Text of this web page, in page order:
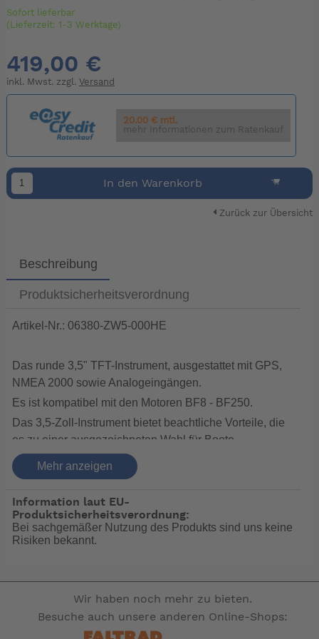
Sofort lieferbar
(Lieferzeit: 1-3 Werktage)
419,00 €
inkl. Mwst. zzgl. Versand
20.00 € mtl.
mehr Informationen zum Ratenkauf
In den Warenkorb
Zurück zur Übersicht
Beschreibung
Produktsicherheitsverordnung
Artikel-Nr.: 06380-ZW5-000HE
Das runde 3,5" TFT-Instrument, ausgestattet mit GPS,
NMEA 2000 sowie Analogeingängen.
Es ist kompatibel mit den Motoren BF8 - BF250.
Das 3,5-Zoll-Instrument bietet beachtliche Vorteile, die
es zu einer ausgezeichneten Wahl für Boote
und als Ergänzung zu einem Plotter machen.
über ein integriertes 1,44-Zoll-TFT-Dis-
play und passt perfekt in kleinere Konsolen und
Armaturenbretter. Es hat ein elegantes schwar-
und benötigt einen Bohrlochdurchmesser
• Hochwertiges Display: Das Display bleibt selbst bei
Mehr anzeigen
Information laut EU-
Produktsicherheitsverordnung:
Bei sachgemäßer Nutzung des Produkts sind uns keine
Risiken bekannt.
Wir haben noch mehr zu bieten.
Besuche auch unsere anderen Online-Shops: